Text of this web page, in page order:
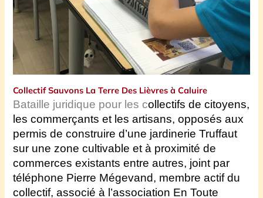
Collectif Sauvons La Terre Des Lièvres à Caluire
Bataille juridique pour les collectifs de citoyens,
les commerçants et les artisans, opposés aux
permis de construire d’une jardinerie Truffaut
sur une zone cultivable et à proximité de
commerces existants entre autres, joint par
téléphone Pierre Mégevand, membreactifdu
collectif, associé à l’association En Toute